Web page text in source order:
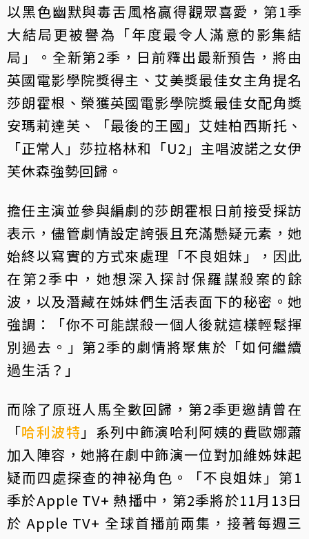
以黑色幽默與毒舌風格贏得觀眾喜愛，第1季
大結局更被譽為「年度最令人滿意的影集結
局」。全新第2季，日前釋出最新預告，將由
英國電影學院獎得主、艾美獎最佳女主角提名
莎朗霍根、榮獲英國電影學院獎最佳女配角獎
安瑪莉達芙、「最後的王國」艾娃柏西斯托、
「正常人」莎拉格林和「U2」主唱波諾之女伊
芙休森強勢回歸。
擔任主演並參與編劇的莎朗霍根日前接受採訪
表示，儘管劇情設定誇張且充滿懸疑元素，她
始終以寫實的方式來處理「不良姐妹」，因此
在第2季中，她想深入探討保羅謀殺案的餘
波，以及潛藏在姊妹們生活表面下的秘密。她
強調：「你不可能謀殺一個人後就這樣輕鬆揮
別過去。」第2季的劇情將聚焦於「如何繼續
過生活？」
而除了原班人馬全數回歸，第2季更邀請曾在
「哈利波特 」系列中飾演哈利阿姨的費歐娜蕭
加入陣容，她將在劇中飾演一位對加維姊妹起
疑而四處探查的神祕角色。「不良姐妹」第1
季於Apple TV+ 熱播中，第2季將於11月13日
於 Apple TV+ 全球首播前兩集，接著每週三